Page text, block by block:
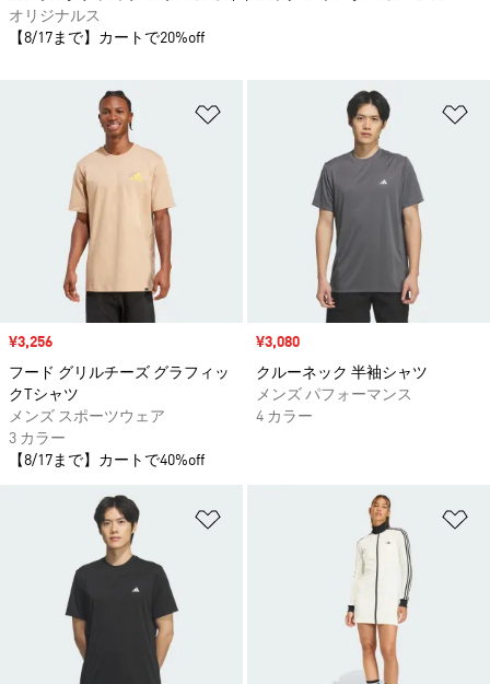
ほしいものリストに追加
セール価格
¥3,256
フード グリルチーズ グラフィッ
クTシャツ
メンズ スポーツウェア
3 カラー
【8/17まで】カートで40%off
セール価格
¥3,080
クルーネック 半袖シャツ
メンズ パフォーマンス
4 カラー
ほしいものリストに追加
オリジナルス
【8/17まで】カートで20%off